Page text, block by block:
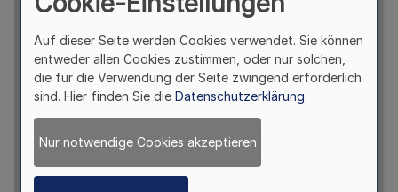
Auf dieser Seite werden Cookies verwendet. Sie können
entweder allen Cookies zustimmen, oder nur solchen,
die für die Verwendung der Seite zwingend erforderlich
sind. Hier finden Sie die Datenschutzerklärung
Nur notwendige Cookies akzeptieren